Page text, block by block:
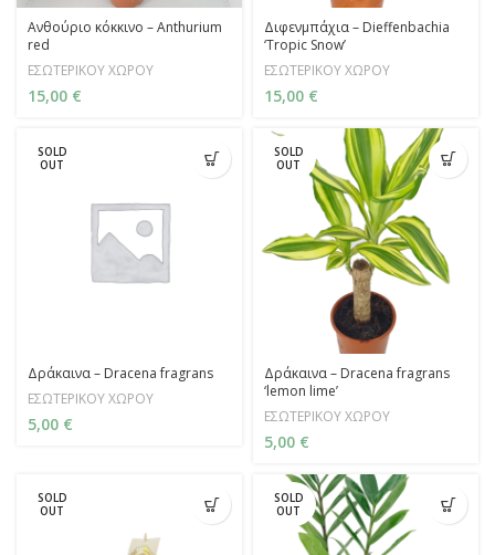
Ανθούριο κόκκινο – Anthurium
red
ΕΣΩΤΕΡΙΚΟΥ ΧΩΡΟΥ
15,00 €
Διφενμπάχια – Dieffenbachia
‘Tropic Snow’
ΕΣΩΤΕΡΙΚΟΥ ΧΩΡΟΥ
15,00 €
SOLD
OUT
Δράκαινα – Dracena fragrans
ΕΣΩΤΕΡΙΚΟΥ ΧΩΡΟΥ
5,00 €
SOLD
OUT
Δράκαινα – Dracena fragrans
‘lemon lime’
ΕΣΩΤΕΡΙΚΟΥ ΧΩΡΟΥ
5,00 €
SOLD
OUT
SOLD
OUT